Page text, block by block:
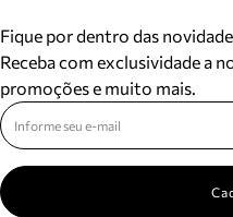
Fique por dentro das
Receba com exclusividade a
promoções e muito mais.